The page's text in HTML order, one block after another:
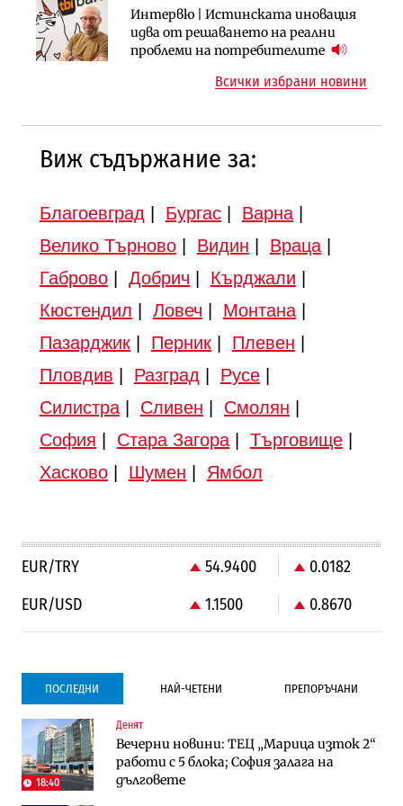
Интервю | Истинската иновация
идва от решаването на реални
проблеми на потребителите
Инфраструктура
АПИ възложи промяната на
парцеларния план за
Инфраструктура
Вторият мост над Варненското
езеро става част от бъдещата
Всички избрани новини
Виж съдържание за:
Благоевград Бургас| Варна|
Велико Търново| Видин Враца|
Габрово| Добрич Кърджали
Кюстендил
Ловеч Монтана|
Пазарджик| Перник| Плевен
Пловдив
Разград Русе|
Силистра| Сливен Смолян
София
Стара Загора| Търговище|
Хасково| Шумен Ямбол
EUR/TRY 54.9400
0.0182
EUR/USD
1.1500 0.8670
ПОСЛЕДНИ НАЙ-ЧЕТЕНИ ПРЕПОРЪЧАНИ
18:40
Денят
Вечерни новини: ТЕЦ „Марица изток 2“
работи с 5 блока; София залага на
дълговете
Градоустройство
Столична община избра изпълнител за
преместването на трамвайното
трасе по бул. „Скобелев“
Компании
Vivacom предлага над 150 устройства с
90% отстъпка през август